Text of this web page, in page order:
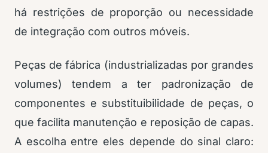
há restrições de proporção ou necessidade
de integração com outros móveis.
Peças de fábrica (industrializadas por grandes
volumes) tendem a ter padronização de
componentes e substituibilidade de peças, o
que facilita manutenção e reposição de capas.
A escolha entre eles depende do sinal claro: